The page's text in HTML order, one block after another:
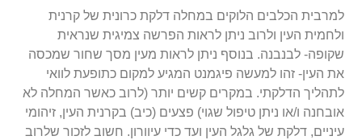
למרבית הכלבים הלוקים במחלה דלקת כרונית של קרנית
ולחמית העין ולרוב ניתן לראות הפרשה צמיגית שנראית
שקופה- לבנבנה. בנוסף ניתן לראות מעין מסך שחור שמכסה
את העין- זהו למעשה פיגמנט המגיע למקום כתופעת לוואי
לתהליך הדלקתי. במקרים קשים יותר (לרוב כאשר המחלה לא
אובחנה ו/או ניתן טיפול שגוי) פצעים (כיב) בקרנית העין, זיהומי
עיניים, דלקת של גלגל העין ועד כדי עיוורון. חשוב לזכור שלרוב